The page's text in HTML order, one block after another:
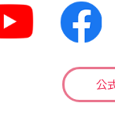
公